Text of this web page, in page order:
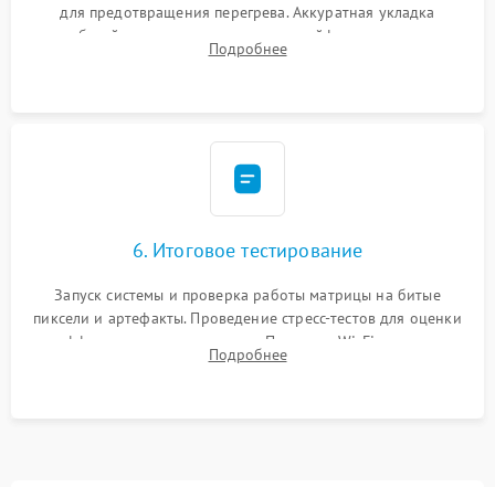
для предотвращения перегрева. Аккуратная укладка
кабелей, подключение хрупких шлейфов матрицы и
надежная фиксация всех элементов внутри корпуса
Подробнее
6. Итоговое тестирование
Запуск системы и проверка работы матрицы на битые
пиксели и артефакты. Проведение стресс-тестов для оценки
эффективности охлаждения. Проверка Wi-Fi, камеры,
микрофона и всех портов перед выдачей устройства.
Подробнее